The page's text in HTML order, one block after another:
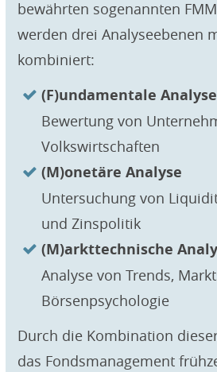
bewährten sogenannten
werden drei Analyseebenen
kombiniert:
(F)undamentale Analyse
Bewertung von
Volkswirtschaften
(M)onetäre Analyse
Untersuchung von
und Zinspolitik
(M)arkttechnische
Analyse von Trends,
Börsenpsychologie
Durch die Kombination
das Fondsmanagement